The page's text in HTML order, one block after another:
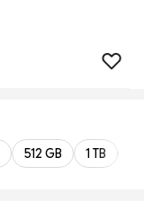
512 GB 1 TB